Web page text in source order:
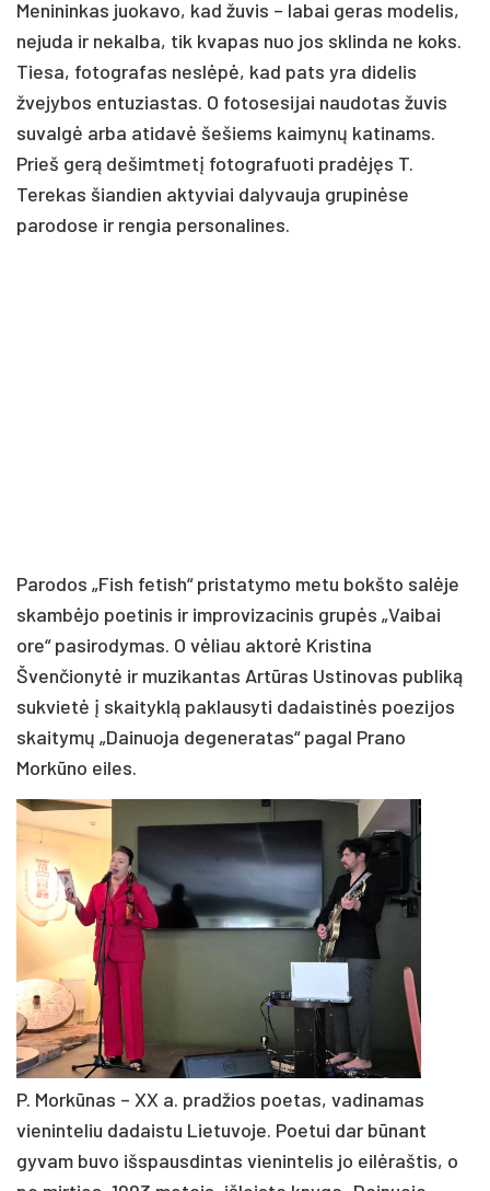
Menininkas juokavo, kad žuvis – labai geras modelis,
nejuda ir nekalba, tik kvapas nuo jos sklinda ne koks.
Tiesa, fotografas neslėpė, kad pats yra didelis
žvejybos entuziastas. O fotosesijai naudotas žuvis
suvalgė arba atidavė šešiems kaimynų katinams.
Prieš gerą dešimtmetį fotografuoti pradėjęs T.
Terekas šiandien aktyviai dalyvauja grupinėse
parodose ir rengia personalines.
Parodos „Fish fetish“ pristatymo metu bokšto salėje
skambėjo poetinis ir improvizacinis grupės „Vaibai
ore“ pasirodymas. O vėliau aktorė Kristina
Švenčionytė ir muzikantas Artūras Ustinovas publiką
sukvietė į skaityklą paklausyti dadaistinės poezijos
skaitymų „Dainuoja degeneratas“ pagal Prano
Morkūno eiles.
P. Morkūnas – XX a. pradžios poetas, vadinamas
vieninteliu dadaistu Lietuvoje. Poetui dar būnant
gyvam buvo išspausdintas vienintelis jo eilėraštis, o